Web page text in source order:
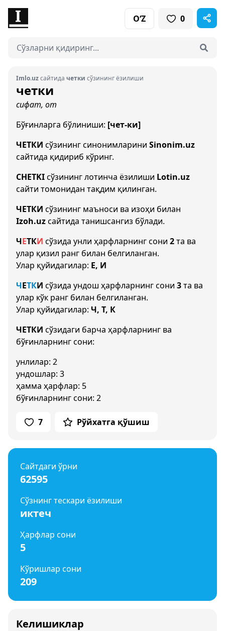
O‘Z 0
Imlo.uzсайтида четки сўзининг ёзилиши
четки
сифат, от
Бўғинларга бўлиниши: [чет-ки]
ЧЕТКИ сўзининг синонимларини Sinonim.uz
сайтида қидириб кўринг.
CHETKIсўзининг лотинча ёзилиши Lotin.uz
сайти томонидан тақдим қилинган.
ЧЕТКИ сўзининг маъноси ва изоҳи билан
Izoh.uzсайтида танишсангиз бўлади.
ЧЕТКИ сўзида унли ҳарфларнинг сони 2та ва
улар қизил ранг билан белгиланган.
Улар қуйидагилар: Е, И
ЧЕТКИ сўзида ундош ҳарфларнинг сони 3та ва
улар кўк ранг билан белгиланган.
Улар қуйидагилар: Ч, Т, К
ЧЕТКИ сўзидаги барча ҳарфларнинг ва
бўғинларнинг сони:
унлилар: 2
ундошлар: 3
ҳамма ҳарфлар: 5
бўғинларнинг сони: 2
7 Рўйхатга қўшиш
Сайтдаги ўрни
62595
Сўзнинг тескари ёзилиши
иктеч
Ҳарфлар сони
5
Кўришлар сони
209
Келишиклар